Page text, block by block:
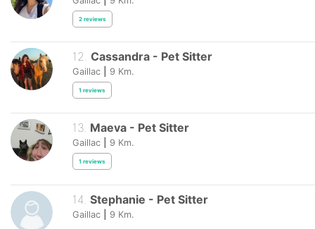
2 reviews
12. Cassandra - Pet Sitter
Gaillac 9 Km.
1 reviews
13. Maeva - Pet Sitter
Gaillac 9 Km.
1 reviews
14 Stephanie - Pet Sitter
Gaillac 9 Km.